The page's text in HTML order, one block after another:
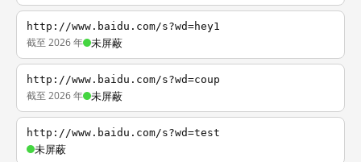
http://www.baidu.com/s?wd=hey1
截至 2026 年 未屏蔽
http://www.baidu.com/s?wd=coup
截至 2026 年 未屏蔽
http://www.baidu.com/s?wd=test
未屏蔽